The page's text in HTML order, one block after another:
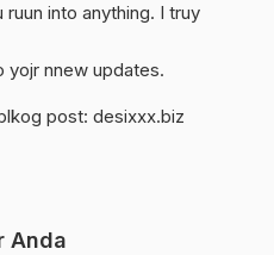
into anything. I truy
yojr nnew updates.
post: desixxx.biz
Anda